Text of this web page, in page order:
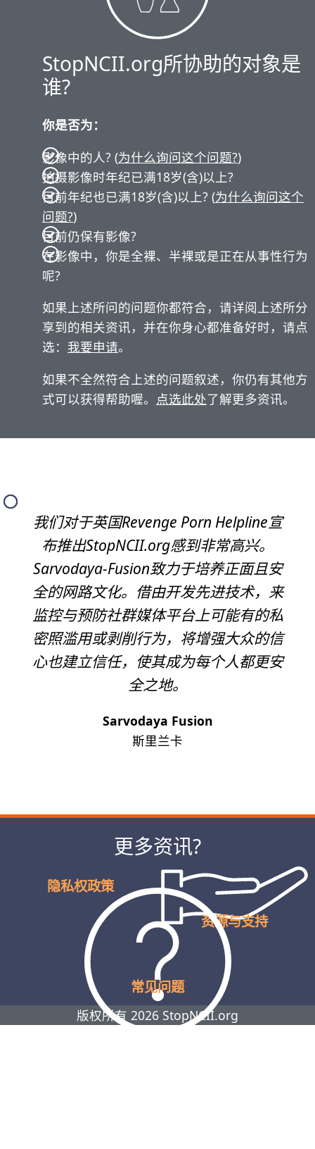
StopNCII.org所协助的对象是
谁?
你是否为：
影像中的人? (为什么询问这个问题?)
拍摄影像时年纪已满18岁(含)以上?
目前年纪也已满18岁(含)以上? (为什么询问这个
问题?)
目前仍保有影像?
在影像中，你是全裸、半裸或是正在从事性行为
呢?
如果上述所问的问题你都符合，请详阅上述所分
享到的相关资讯，并在你身心都准备好时，请点
选： 我要申请。
如果不全然符合上述的问题叙述，你仍有其他方
式可以获得帮助喔。 点选此处了解更多资讯。
我们对于英国Revenge Porn Helpline宣
布推出StopNCII.org感到非常高兴。
Sarvodaya-Fusion致力于培养正面且安
全的网路文化。借由开发先进技术，来
监控与预防社群媒体平台上可能有的私
密照滥用或剥削行为，将增强大众的信
心也建立信任，使其成为每个人都更安
全之地。
Sarvodaya Fusion
斯里兰卡
更多资讯?
隐私权政策
资源与支持
常见问题
版权所有 2026 StopNCII.org